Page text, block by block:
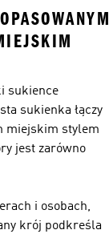
sukience
sukienka łączy
miejskim stylem
jest zarówno
i osobach,
krój podkreśla